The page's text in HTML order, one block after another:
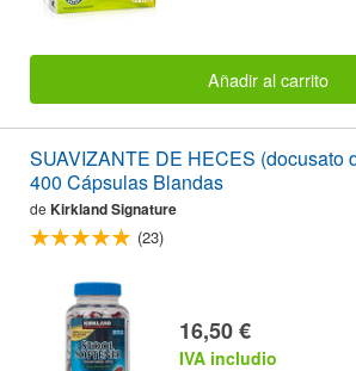
Añadir al carrito
SUAVIZANTE DE HECES (docusato
400 Cápsulas Blandas
de Kirkland Signature
(23)
16,50 €
IVA includio